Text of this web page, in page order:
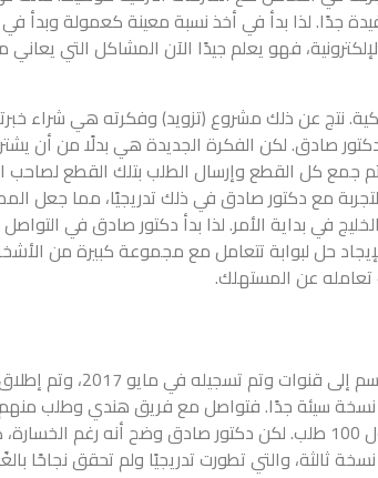
جدًا. لذا بدأ في أخذ نسبة معينة كعمولة وبدأ
فهو يعلم جيدًا الآن المشاكل التي يعاني
نتج عن ذلك مشروع (تزويد) وفكرته هي شراء
بدكتور صادق. لكن الفكرة الجديدة هي بدلًا من
جمع كل القطع وإرسال الطلب بتلك القطع لصاحب
مع دكتور صادق في ذلك تدريجيًا، مما جعل
صغير في الخليج في بداية الأمر. لذا بدأ دكتور صادق في
حل لبوابة تتعامل مع مجموعة كبيرة من
تعامله عن المستهلك.
بعد ما ذكرناه سابقًا، تم تغيير
نسخة سيئة جدًا. فتواصل مع فريق هندي وطلب
خلال ثلاثة أشهر وسقطت مع أول 100 طلب. لكن دكتور صادق وضح أنه
ثالثة، والتي تطورت تدريجيًا ولم تحقق نجاحًا